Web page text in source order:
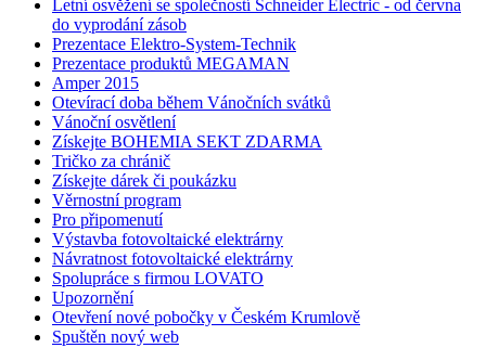
Letní osvěžení se společností Schneider Electric - od června
do vyprodání zásob
Prezentace Elektro-System-Technik
Prezentace produktů MEGAMAN
Amper 2015
Otevírací doba během Vánočních svátků
Vánoční osvětlení
Získejte BOHEMIA SEKT ZDARMA
Tričko za chránič
Získejte dárek či poukázku
Věrnostní program
Pro připomenutí
Výstavba fotovoltaické elektrárny
Návratnost fotovoltaické elektrárny
Spolupráce s firmou LOVATO
Upozornění
Otevření nové pobočky v Českém Krumlově
Spuštěn nový web